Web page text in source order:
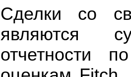
Сделки со
являются
отчетности